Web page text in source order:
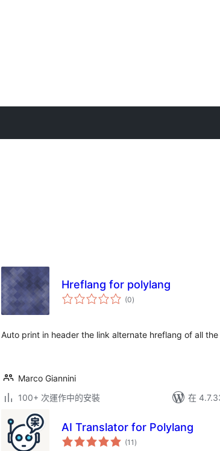
Hreflang for polylang
(0總
評)
Auto print in header the link alternate hreflang of all
Marco Giannini
100+ 次運作中的安裝
在
AI Translator for Polylang
(11 總
評)